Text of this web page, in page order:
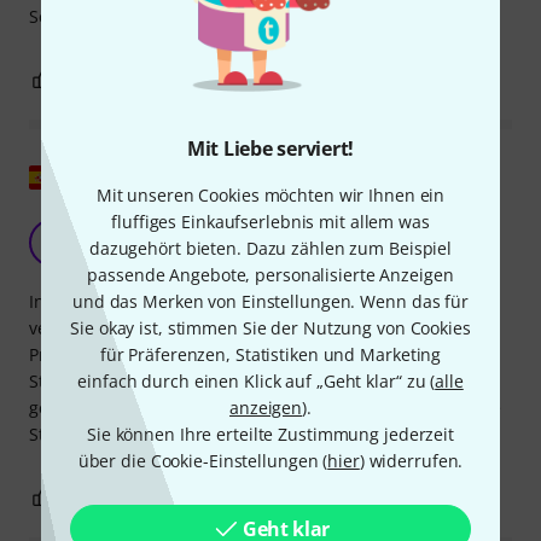
Mit Liebe serviert!
Mit unseren Cookies möchten wir Ihnen ein
fluffiges Einkaufserlebnis mit allem was
dazugehört bieten. Dazu zählen zum Beispiel
passende Angebote, personalisierte Anzeigen
und das Merken von Einstellungen. Wenn das für
Sie okay ist, stimmen Sie der Nutzung von Cookies
für Präferenzen, Statistiken und Marketing
einfach durch einen Klick auf „Geht klar“ zu (alle
anzeigen).
Sie können Ihre erteilte Zustimmung jederzeit
über die Cookie-Einstellungen (hier) widerrufen.
Geht klar
Sehr zu empfehlen!
BEWERTUNG MELDEN
Interessante Zusammenstellung
AdelaT 08.07.2019
Interessante Zusammenstellung von Partituren aus
verschiedenen Epochen und thematisch gruppiert.
Praktisch, einfach zu bedienen und für die angebotene
Stückzahl zu einem guten Preis. Geeignet für das, was ich
gesucht habe, leicht zu interpretierende und anzuhörende
Stücke für gemischten Chor